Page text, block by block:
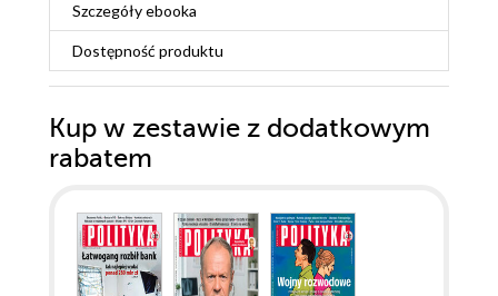
Szczegółyebooka
Dostępność produktu
Kup w zestawie z dodatkowym
rabatem